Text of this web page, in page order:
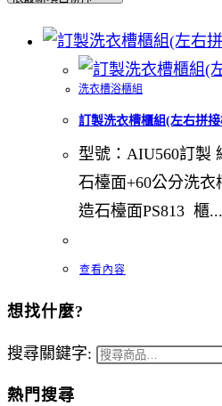
洗衣槽浴櫃組
訂製洗衣槽櫃組(左右拼
型號：AIU560訂製
石檯面+60公分洗
造石檯面PS813 櫃...
查看內容
想找什麼?
搜尋關鍵字:
熱門搜尋